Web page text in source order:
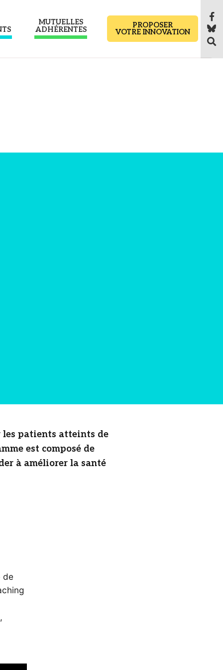
MUTUELLES
ADHÉRENTES
PROPOSER
VOTRE INNOVATION
les patients atteints de
est composé de
à améliorer la santé
de